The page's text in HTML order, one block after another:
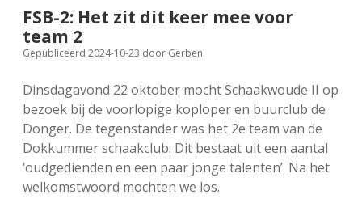
FSB: Schaakwoude I
FSB: Schaakwoude II
FSB: Schaakwoude III
Agenda
Koppelingen
Sponsoren
facebookinstagram
FSB-2: Het zit dit keer mee voor
team 2
Gepubliceerd 2024-10-23 door Gerben
Dinsdagavond 22 oktober mocht Schaakwoude II op
bezoek bij de voorlopige koploper en buurclub de
Donger. De tegenstander was het 2e team van de
Dokkummer schaakclub. Dit bestaat uit een aantal
‘oudgedienden en een paar jonge talenten’. Na het
welkomstwoord mochten we los.